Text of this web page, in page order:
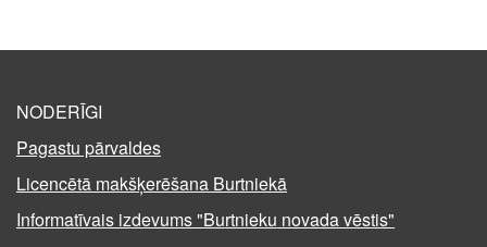
NODERĪGI
Pagastu pārvaldes
Licencētā makšķerēšana Burtniekā
Informatīvais izdevums "Burtnieku novada vēstis"